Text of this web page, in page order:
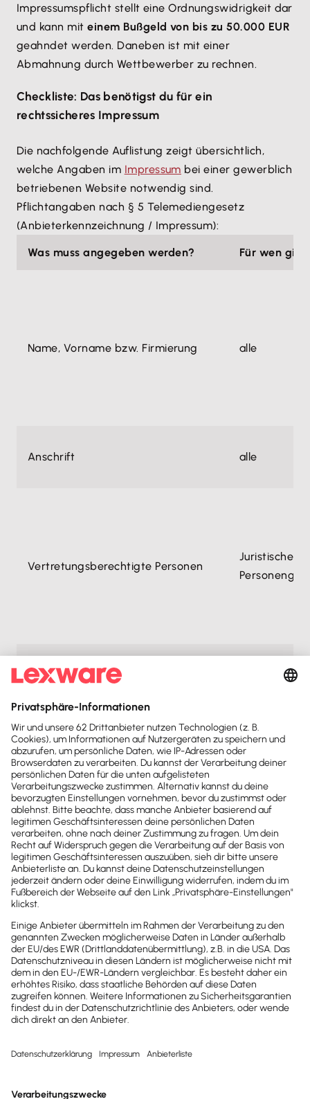
Impressumspflicht stellt eine Ordnungswidrigkeit dar
und kann miteinem Bußgeld von bis zu 50.000 EUR
geahndet werden. Daneben ist mit einer
Abmahnung durch Wettbewerber zu rechnen.
Checkliste: Das benötigst du für ein
rechtssicheres Impressum
Die nachfolgende Auflistung zeigt übersichtlich,
welche Angaben im Impressum bei einer gewerblich
betriebenen Website notwendig sind.
Pflichtangaben nach § 5 Telemediengesetz
(Anbieterkennzeichnung / Impressum):
Was muss angegeben werden? Für wen gilt
Name, Vorname bzw. Firmierung alle
Anschrift alle
Vertretungsberechtigte Personen
Juristische
Telefonnummer und E-Mail-Adresse alle
Register und Registernummer
(Handels-, Vereins-, Partnerschafts-
oder Genossenschaftsregister)
Alle, die in
Register
für
Ausland.
Umsatzsteueridentifikationsnummer
Alle, die eine
nach § 27a
Wirtschafts-Identifikationsnummer